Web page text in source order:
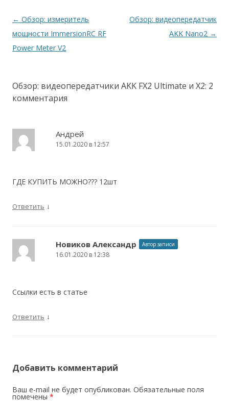
Навигация
по
записям
← Обзор: измеритель
мощности ImmersionRC RF
Power Meter V2
Обзор: видеопередатчик
AKK Nano2 →
Обзор: видеопередатчики AKK FX2 Ultimate и X2: 2
комментария
Андрей
15.01.2020 в 12:57
ГДЕ КУПИТЬ МОЖНО??? 12шт
Ответить ↓
Новиков Александр Автор записи
16.01.2020 в 12:38
Ссылки есть в статье
Ответить ↓
Добавить комментарий
Ваш e-mail не будет опубликован. Обязательные поля
помечены *